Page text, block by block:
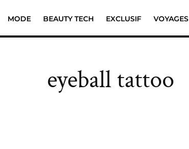
MODE BEAUTY TECH EXCLUSIF VOYAGES
eyeball tattoo